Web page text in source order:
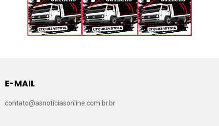
E-MAIL
contato@asnoticiasonline.com.br.br